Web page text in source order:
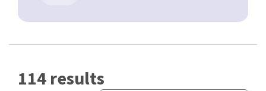
114 results